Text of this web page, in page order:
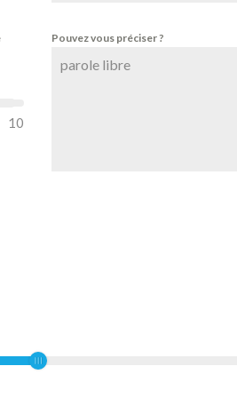
10
Pouvez vous préciser ?